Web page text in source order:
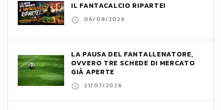
IL FANTACALCIO RIPARTE!
06/08/2026
LA PAUSA DEL FANTALLENATORE,
OVVERO TRE SCHEDE DI MERCATO
GIÀ APERTE
21/07/2026